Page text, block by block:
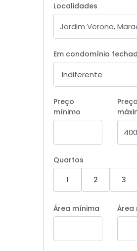
Localidades
Em condomínio
Preço
mínimo
Preço
Quartos
1
2 3
Área mínima Área